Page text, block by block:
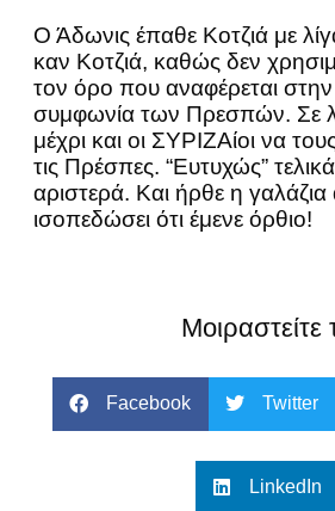
Ο Άδωνις έπαθε Κοτζιά με
καν Κοτζιά, καθώς δεν
τον όρο που αναφέρεται
συμφωνία των Πρεσπών. Σε
μέχρι και οι ΣΥΡΙΖΑίοι να
τις Πρέσπες. “Ευτυχώς”
αριστερά. Και ήρθε η γαλάζια
ισοπεδώσει ότι έμενε όρθιο!
Μοιραστείτε
Facebook Twitter
LinkedIn